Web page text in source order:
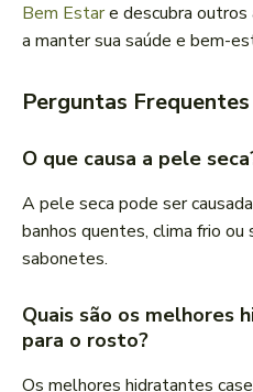
Bem Estare descubra outros
a manter sua saúde e bem-
Perguntas Frequentes
O que causa a pele
A pele seca pode ser
banhos quentes, clima frio ou
sabonetes.
Quais são os melhores
para o rosto?
Os melhores hidratantes